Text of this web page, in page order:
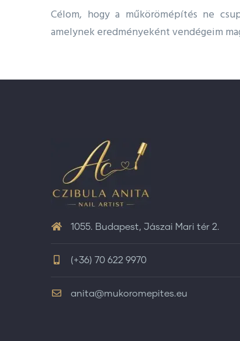
Célom, hogy a műkörömépítés ne
amelynek eredményeként vendégeim
1055. Budapest, Jászai Mari tér 2.
(+36) 70 622 9970
anita@mukoromepites.eu